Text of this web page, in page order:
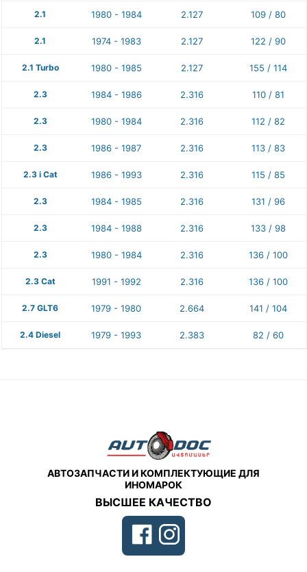
2.1 1980 - 1984 2.127 109 / 80
2.1 1974 - 1983 2.127 122 / 90
2.1 Turbo 1980 - 1985 2.127 155 / 114
2.3 1984 - 1986 2.316 110 / 81
2.3 1980 - 1984 2.316 112 / 82
2.3 1986 - 1987 2.316 113 / 83
2.3 i Cat 1986 - 1993 2.316 115 / 85
2.3 1984 - 1985 2.316 131 / 96
2.3 1984 - 1988 2.316 133 / 98
2.3 1980 - 1984 2.316 136 / 100
2.3 Cat 1991 - 1992 2.316 136 / 100
2.7 GLT6 1979 - 1980 2.664 141 / 104
2.4 Diesel 1979 - 1993 2.383 82 / 60
АВТОЗАПЧАСТИ И КОМПЛЕКТУЮЩИЕ ДЛЯ
ИНОМАРОК
ВЫСШЕЕ КАЧЕСТВО